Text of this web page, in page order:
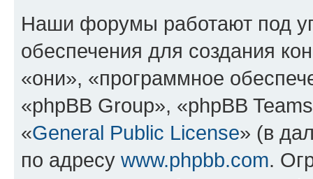
Наши форумы работают под
обеспечения для создания
«они», «программное
«phpBB Group», «phpBB
«General Public License» (в
по адресу www.phpbb.com.